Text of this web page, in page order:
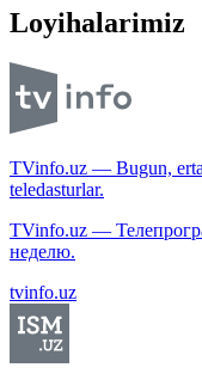
Loyihalarimiz
TVinfo.uz — Bugun,
teledasturlar.
TVinfo.uz —
неделю.
tvinfo.uz